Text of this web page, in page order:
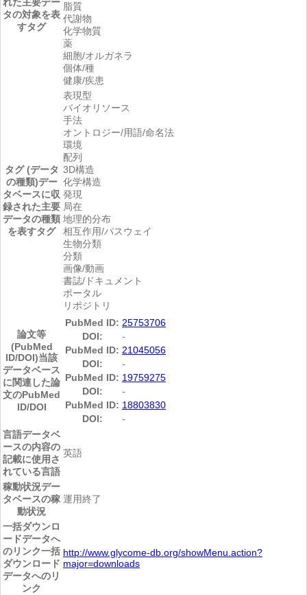
タの対象を表
すタグ
脂質
代謝物
化学物質
薬
細胞/オルガネラ
個体/種
健康/疾患
タグ (データ
の種類)デー
タベースに収
録された主要
データの種類
を表すタグ
表現型
バイオリソース
手法
オントロジー/用語/命名法
環境
配列
3D構造
化学構造
発現
局在
地理的分布
相互作用/パスウェイ
生物分類
分類
画像/動画
書誌/ドキュメント
ポータル
リポジトリ
論文等
(PubMed
ID/DOI)当該
データベース
に関連した論
文のPubMed
ID/DOI
PubMed ID: 25753706
DOI:
-
PubMed ID: 21045056
DOI:
-
PubMed ID: 19759275
DOI:
-
PubMed ID: 18803830
DOI:
-
言語データベ
ースの内容の
記載に使用さ
れている言語
英語
稼動状況デー
タベースの稼
動状況
運用終了
一括ダウンロ
ードデータへ
のリンク一括
ダウンロード
データへのリ
ンク
http://www.glycome-db.org/showMenu.action?
major=downloads